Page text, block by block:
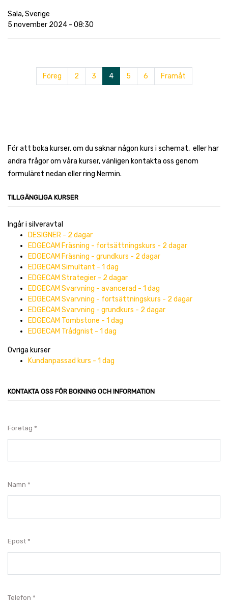
Sala,Sverige
5 november 2024 - 08:30
Föreg 2 3 4 5 6 Framåt
För att boka kurser, om du saknar någon kurs i schemat, eller har
andra frågor om våra kurser, vänligen kontakta oss genom
formuläret nedan eller ring Nermin.
TILLGÄNGLIGA KURSER
Ingår i silveravtal
DESIGNER - 2 dagar
EDGECAM Fräsning - fortsättningskurs - 2 dagar
EDGECAM Fräsning - grundkurs - 2 dagar
EDGECAM Simultant - 1 dag
EDGECAM Strategier - 2 dagar
EDGECAM Svarvning - avancerad - 1 dag
EDGECAM Svarvning - fortsättningskurs - 2 dagar
EDGECAM Svarvning - grundkurs - 2 dagar
EDGECAM Tombstone - 1 dag
EDGECAM Trådgnist - 1 dag
Övriga kurser
Kundanpassad kurs - 1 dag
KONTAKTA OSS FÖR BOKNING OCH INFORMATION
Företag
Namn
Epost
Telefon